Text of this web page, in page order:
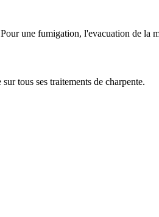
une fumigation, l'evacuation de la
tous ses traitements de charpente.